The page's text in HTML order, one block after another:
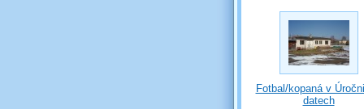
Fotbal/kopaná v
datech